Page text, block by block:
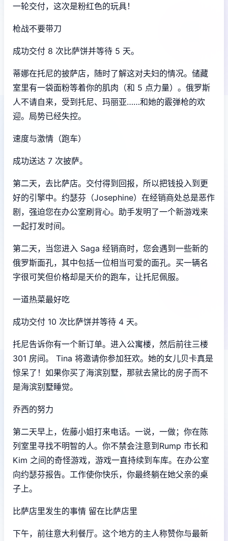
一轮交付，这次是粉红色的玩具！
枪战不要带刀
成功交付 8 次比萨饼并等待 5 天。
蒂娜在托尼的披萨店，随时了解这对夫妇的情况。储藏
室里有一袋面粉等着你的肌肉（和 5 点力量）。俄罗斯
人不请自来，受到托尼、玛丽亚……和她的霰弹枪的欢
迎。局势已经失控。
速度与激情（跑车）
成功送达 7 次披萨。
第二天，去比萨店。交付得到回报，所以把钱投入到更
好的引擎中。约瑟芬（Josephine）在经销商处总是恶作
剧，强迫您在办公室刷背心。助手发明了一个新游戏来
一起打发时间。
第二天，当您进入 Saga 经销商时，您会遇到一些新的
俄罗斯面孔，其中包括一位相当可爱的面孔。买一辆名
字很可笑但价格却是天价的跑车，让托尼佩服。
一道热菜最好吃
成功交付 10 次比萨饼并等待 4 天。
托尼告诉你有一个新订单。进入公寓楼，然后前往三楼
301 房间。 Tina 将邀请你参加狂欢。她的女儿贝卡真是
惊呆了！如果你买了海滨别墅，那就去黛比的房子而不
是海滨别墅睡觉。
乔西的努力
第二天早上，佐藤小姐打来电话。一说，一做；你在陈
列室里寻找不明智的人。你不禁会注意到Rump 市长和
Kim 之间的奇怪游戏，游戏一直持续到车库。在办公室
向约瑟芬报告。工作使你快乐，你最终躺在她父亲的桌
子上。
比萨店里发生的事情 留在比萨店里
下午，前往意大利餐厅。这个地方的主人称赞你与最新